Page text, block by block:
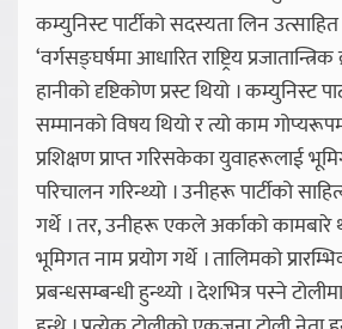
कम्युनिस्ट पार्टीको सदस्यता लिन उत्साहित
‘वर्गसङ्घर्षमा आधारित राष्ट्रिय
हानीको दृष्टिकोण प्रस्ट थियो । कम्युनिस्ट
सम्मानको विषय थियो र त्यो काम
प्रशिक्षण प्राप्त गरिसकेका युवाहरूलाई
परिचालन गरिन्थ्यो । उनीहरू पार्टीको
गर्थे । तर, उनीहरू एकले अर्काको
भूमिगत नाम प्रयोग गर्थे । तालिमको
प्रबन्धसम्बन्धी हुन्थ्यो । देशभित्र पस्ने